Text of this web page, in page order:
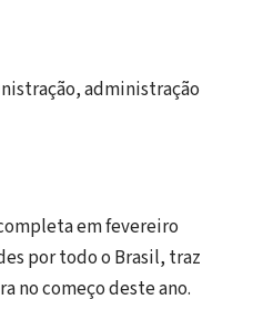
administração
em fevereiro
por todo o Brasil, traz
no começo deste ano.